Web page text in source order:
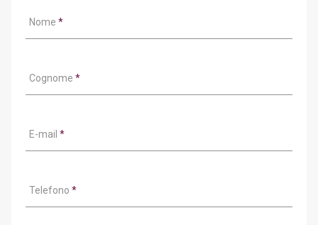
Nome *
Cognome *
E-mail *
Telefono *